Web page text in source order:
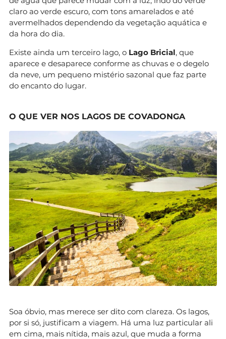
claro ao verde escuro, com tons amarelados e até
avermelhados dependendo da vegetação aquática e
da hora do dia.
Existe ainda um terceiro lago, o Lago Bricial, que
aparece e desaparece conforme as chuvas e o degelo
da neve, um pequeno mistério sazonal que faz parte
do encanto do lugar.
O QUE VER NOS LAGOS DE COVADONGA
Soa óbvio, mas merece ser dito com clareza. Os lagos,
por si só, justificam a viagem. Há uma luz particular ali
em cima, mais nítida, mais azul, que muda a forma